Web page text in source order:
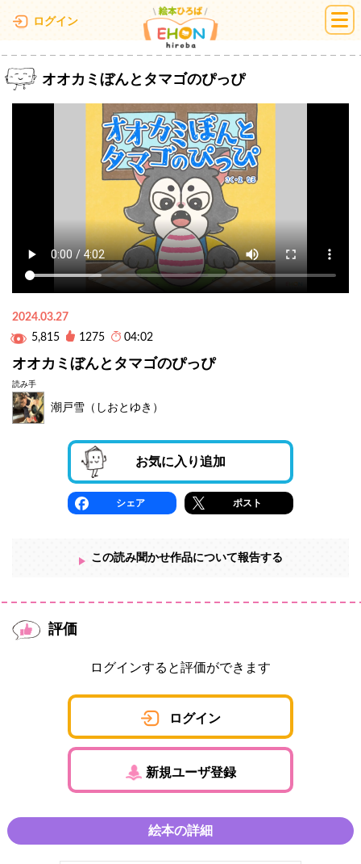
ログイン 絵本ひろば
オオカミぼんとタマゴのぴっぴ
2024.03.27
5,815
1275 04:02
オオカミぼんとタマゴのぴっぴ
読み手
潮戸雪（しおとゆき）
お気に入り追加
シェア ポスト
この読み聞かせ作品について報告する
評価
ログインすると評価ができます
ログイン
新規ユーザ登録
絵本の詳細